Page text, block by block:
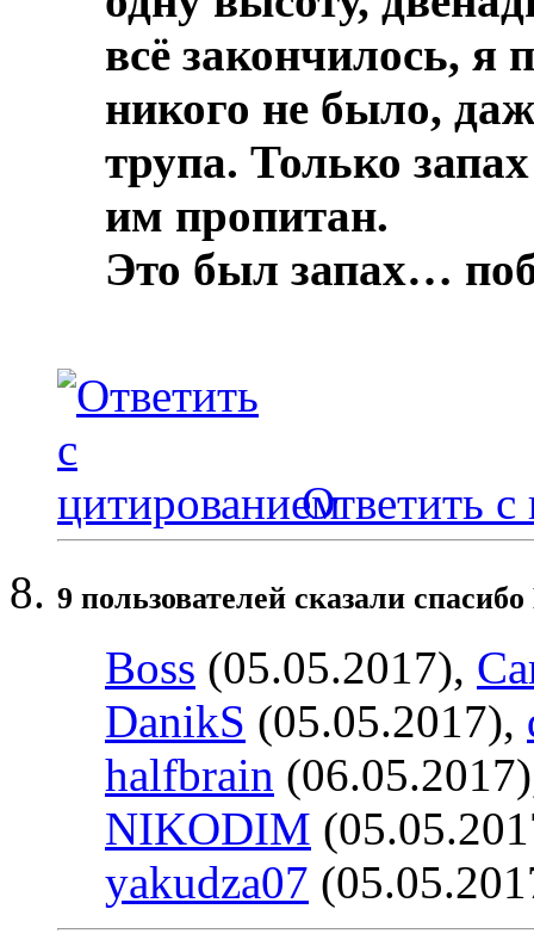
всё закончилось, я
никого не было,
трупа. Только
им пропитан.
Это был запах…
Ответить с
9 пользователей сказали
Boss (05.05.2017),
DanikS (05.05.2017),
halfbrain
NIKODIM
yakudza07